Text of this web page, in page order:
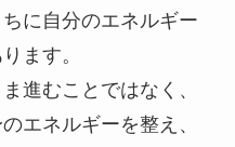
に自分のエネルギー
ます。
進むことではなく、
エネルギーを整え、